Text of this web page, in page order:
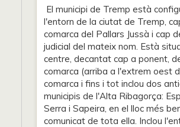
El municipi de Tremp està
l'entorn de la ciutat de Tremp,
comarca del Pallars Jussà i cap
judicial del mateix nom. Està
centre, decantat cap a ponent,
comarca (arriba a l'extrem oest
comarca i fins i tot inclou dos
municipis de l'Alta Ribagorça:
Serra i Sapeira, en el lloc més
comunicat de tota ella. Inclou